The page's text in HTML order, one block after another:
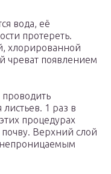
вода, её
протереть.
хлорированной
чреват появлением
1 раз в
процедурах
почву. Верхний слой